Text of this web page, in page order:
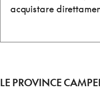
acquistare
LE PROVINCE